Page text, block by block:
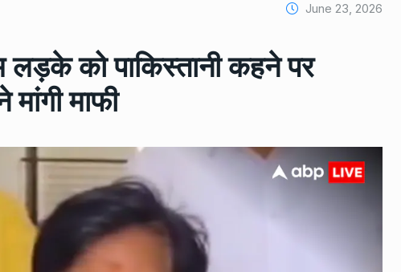
June 23, 2026
लड़के को पाकिस्तानी कहने पर
माफी